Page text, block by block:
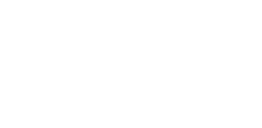
Hadiah Nobel